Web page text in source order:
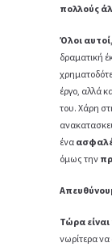
πολλούς
Όλοι
δραματική
έργο, αλλά
του. Χάρη
ένα
όμως την
Τώρα
νωρίτερα